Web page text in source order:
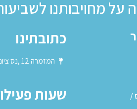
מחויבותנו
/
כתובתינו
המזמרה 12 ,נס ציונה
שעות